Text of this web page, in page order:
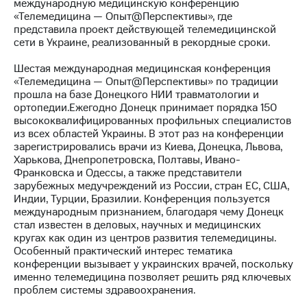
МТС
о технологиях
Интервью
Финансовая
отчетность
Контакты
Новости
в
регионе
и акционерам
Корпоративное
управление
Корпоративный
секретарь
международную медицинскую конференцию
«Телемедицина — Опыт@Перспективы», где
представила проект действующей телемедицинской
сети в Украине, реализованный в рекордные сроки.
Шестая международная медицинская конференция
«Телемедицина — Опыт@Перспективы» по традиции
прошла на базе Донецкого НИИ травматологии и
ортопедии.Ежегодно Донецк принимает порядка 150
высококвалифицированных профильных специалистов
из всех областей Украины. В этот раз на конференции
зарегистрировались врачи из Киева, Донецка, Львова,
Харькова, Днепропетровска, Полтавы, Ивано-
Франковска и Одессы, а также представители
зарубежных медучреждений из России, стран ЕС, США,
Индии, Турции, Бразилии. Конференция пользуется
международным признанием, благодаря чему Донецк
стал известен в деловых, научных и медицинских
кругах как один из центров развития телемедицины.
Особенный практический интерес тематика
конференции вызывает у украинских врачей, поскольку
именно телемедицина позволяет решить ряд ключевых
проблем системы здравоохранения.